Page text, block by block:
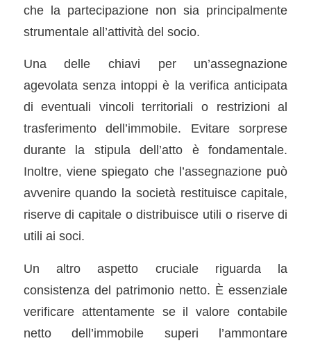
che la partecipazione non sia principalmente
strumentale all’attività del socio.
Una delle chiavi per un’assegnazione
agevolata senza intoppi è la verifica anticipata
di eventuali vincoli territoriali o restrizioni al
trasferimento dell’immobile. Evitare sorprese
durante la stipula dell’atto è fondamentale.
Inoltre, viene spiegato che l’assegnazione può
avvenire quando la società restituisce capitale,
riserve di capitale o distribuisce utili o riserve di
utili ai soci.
Un altro aspetto cruciale riguarda la
consistenza del patrimonio netto. È essenziale
verificare attentamente se il valore contabile
netto dell’immobile superi l’ammontare